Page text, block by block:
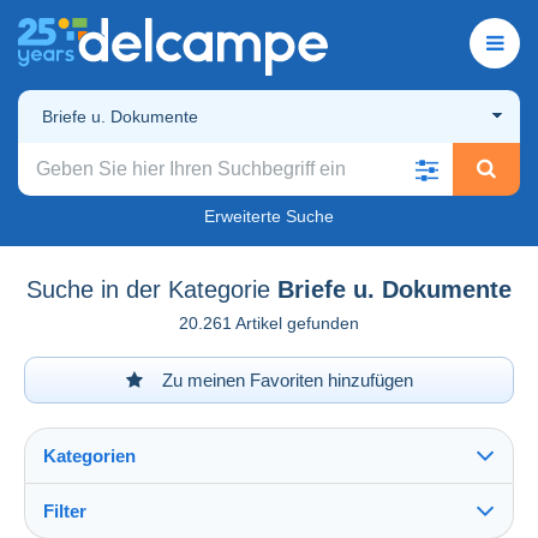
Briefe u. Dokumente
Erweiterte Suche
Suche in der Kategorie Briefe u. Dokumente
20.261 Artikel gefunden
Zu meinen Favoriten hinzufügen
Kategorien
Filter